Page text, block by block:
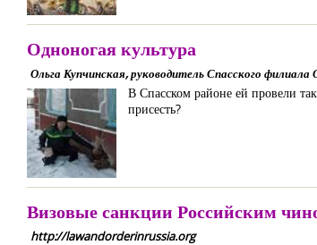
Одноногая культура
Ольга Купчинская, руководитель Спасского
В Спасском районе ей провели
присесть?
Визовые санкции Российским
http://lawandorderinrussia.org